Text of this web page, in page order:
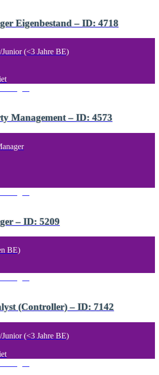
Eigenbestand – ID: 4718
(<3 Jahre BE)
Management – ID: 4573
– ID: 5209
BE)
(Controller) – ID: 7142
(<3 Jahre BE)